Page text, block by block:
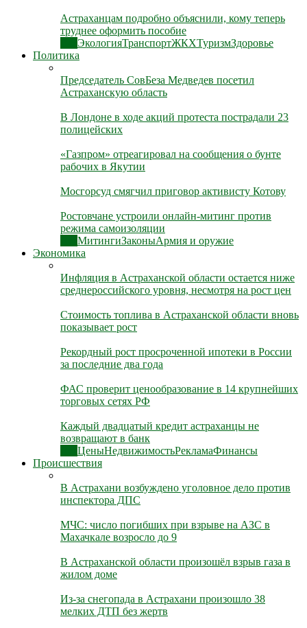
Астраханцам подробно объяснили, кому теперь
труднее оформить пособие
ЭкологияТранспортЖКХТуризмЗдоровье
Политика
Председатель СовБеза Медведев посетил
Астраханскую область
В Лондоне в ходе акций протеста пострадали 23
полицейских
«Газпром» отреагировал на сообщения о бунте
рабочих в Якутии
Мосгорсуд смягчил приговор активисту Котову
Ростовчане устроили онлайн-митинг против
режима самоизоляции
МитингиЗаконыАрмия и оружие
Экономика
Инфляция в Астраханской области остается ниже
среднероссийского уровня, несмотря на рост цен
Стоимость топлива в Астраханской области вновь
показывает рост
Рекордный рост просроченной ипотеки в России
за последние два года
ФАС проверит ценообразование в 14 крупнейших
торговых сетях РФ
Каждый двадцатый кредит астраханцы не
возвращают в банк
ЦеныНедвижимостьРекламаФинансы
Происшествия
В Астрахани возбуждено уголовное дело против
инспектора ДПС
МЧС: число погибших при взрыве на АЗС в
Махачкале возросло до 9
В Астраханской области произошёл взрыв газа в
жилом доме
Из-за снегопада в Астрахани произошло 38
мелких ДТП без жертв